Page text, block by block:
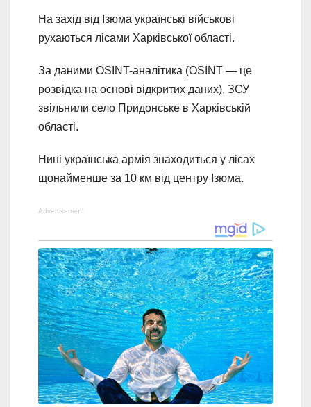
На захід від Ізюма українські військові
рухаються лісами Харківської області.
За даними OSINT-аналітика (OSINT — це
розвідка на основі відкритих даних), ЗСУ
звільнили село Придонське в Харківській
області.
Нині українська армія знаходиться у лісах
щонайменше за 10 км від центру Ізюма.
Advertisement